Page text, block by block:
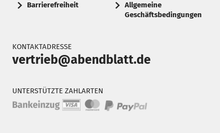
Barrierefreiheit
Allgemeine
Geschäftsbedingungen
KONTAKTADRESSE
vertrieb@abendblatt.de
UNTERSTÜTZTE ZAHLARTEN